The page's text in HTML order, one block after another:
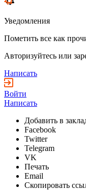
Уведомления
Пометить все как
Авторизуйтесь или
Написать
Войти
Написать
Добавить в
Facebook
Twitter
Telegram
VK
Печать
Email
Скопировать